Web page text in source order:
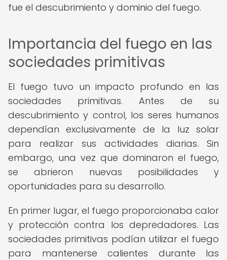
fue el descubrimiento y dominio del fuego.
Importancia del fuego en las
sociedades primitivas
El fuego tuvo un impacto profundo en las
sociedades primitivas. Antes de su
descubrimiento y control, los seres humanos
dependían exclusivamente de la luz solar
para realizar sus actividades diarias. Sin
embargo, una vez que dominaron el fuego,
se abrieron nuevas posibilidades y
oportunidades para su desarrollo.
En primer lugar, el fuego proporcionaba calor
y protección contra los depredadores. Las
sociedades primitivas podían utilizar el fuego
para mantenerse calientes durante las